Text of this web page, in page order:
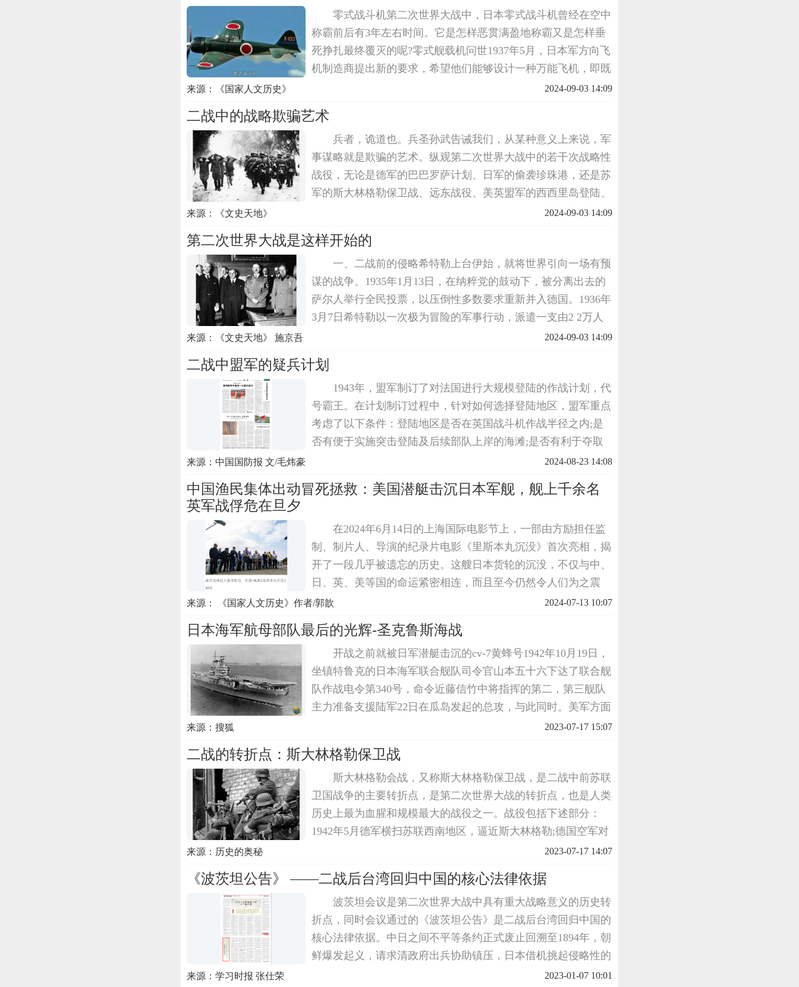
零式战斗机第二次世界大战中，日本零式战斗机曾经在空中
称霸前后有3年左右时间。它是怎样恶贯满盈地称霸又是怎样垂
死挣扎最终覆灭的呢?零式舰载机问世1937年5月，日本军方向飞
机制造商提出新的要求，希望他们能够设计一种万能飞机，即既
能战斗、又能轰炸，甚至能担任侦察等多种作战任务的飞机。三
来源：《国家人文历史》 2024-09-03 14:09
二战中的战略欺骗艺术
兵者，诡道也。兵圣孙武告诫我们，从某种意义上来说，军
事谋略就是欺骗的艺术。纵观第二次世界大战中的若干次战略性
战役，无论是德军的巴巴罗萨计划、日军的偷袭珍珠港，还是苏
军的斯大林格勒保卫战、远东战役、美英盟军的西西里岛登陆、
诺曼底登陆等重大战役，欺骗谋略的影子可谓无所不在。在欺骗
来源：《文史天地》 2024-09-03 14:09
第二次世界大战是这样开始的
一、二战前的侵略希特勒上台伊始，就将世界引向一场有预
谋的战争。1935年1月13日，在纳粹党的鼓动下，被分离出去的
萨尔人举行全民投票，以压倒性多数要求重新并入德国。1936年
3月7日希特勒以一次极为冒险的军事行动，派遣一支由2 2万人
组成的军队和一支警察分遣队开进莱茵兰。国际社会对希特勒的
来源：《文史天地》 施京吾 2024-09-03 14:09
二战中盟军的疑兵计划
1943年，盟军制订了对法国进行大规模登陆的作战计划，代
号霸王。在计划制订过程中，针对如何选择登陆地区，盟军重点
考虑了以下条件：登陆地区是否在英国战斗机作战半径之内;是
否有便于实施突击登陆及后续部队上岸的海滩;是否有利于夺取
一些港口，以便能迅速改善登陆部队的后勤供应状况。经过筛
来源：中国国防报 文/毛炜豪 2024-08-23 14:08
中国渔民集体出动冒死拯救：美国潜艇击沉日本军舰，舰上千余名
英军战俘危在旦夕
在2024年6月14日的上海国际电影节上，一部由方励担任监
制、制片人、导演的纪录片电影《里斯本丸沉没》首次亮相，揭
开了一段几乎被遗忘的历史。这艘日本货轮的沉没，不仅与中、
日、英、美等国的命运紧密相连，而且至今仍然令人们为之震
动。那么，这背后究竟隐藏着怎样的故事，为何在八十多年后，
来源： 《国家人文历史》作者/郭歆 2024-07-13 10:07
日本海军航母部队最后的光辉-圣克鲁斯海战
开战之前就被日军潜艇击沉的cv-7黄蜂号1942年10月19日，
坐镇特鲁克的日本海军联合舰队司令官山本五十六下达了联合舰
队作战电令第340号，命令近藤信竹中将指挥的第二，第三舰队
主力准备支援陆军22日在瓜岛发起的总攻，与此同时。美军方面
通过日军日趋活跃的动作和对日军密码的破译，了解到日军的总
来源：搜狐 2023-07-17 15:07
二战的转折点：斯大林格勒保卫战
斯大林格勒会战，又称斯大林格勒保卫战，是二战中前苏联
卫国战争的主要转折点，是第二次世界大战的转折点，也是人类
历史上最为血腥和规模最大的战役之一。战役包括下述部分：
1942年5月德军横扫苏联西南地区，逼近斯大林格勒;德国空军对
苏联南部城市斯大林格勒的大规模轰炸行动;德军攻入市区;市区
来源：历史的奥秘 2023-07-17 14:07
《波茨坦公告》 ——二战后台湾回归中国的核心法律依据
波茨坦会议是第二次世界大战中具有重大战略意义的历史转
折点，同时会议通过的《波茨坦公告》是二战后台湾回归中国的
核心法律依据。中日之间不平等条约正式废止回溯至1894年，朝
鲜爆发起义，请求清政府出兵协助镇压，日本借机挑起侵略性的
中日甲午战争。甲午一战，中国军队惨败。1895年，中方代表李
来源：学习时报 张仕荣 2023-01-07 10:01